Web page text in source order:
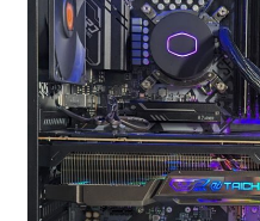
ご使用時にあたって